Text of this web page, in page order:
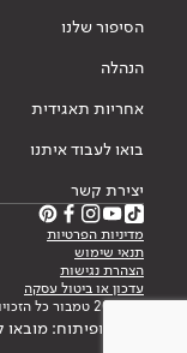
הסיפור שלנו
הנהלה
אחריות תאגידית
בואו לעבוד איתנו
יצירת קשר
מדיניות הפרטיות
תנאי שימוש
הצהרת נגישות
עדכון או ביטול עסקה
© 2026 טמבור כל הזכויות שמורות
עיצוב ופיתוח: מובאו